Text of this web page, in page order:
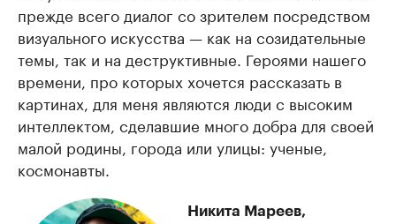
прежде всего диалог со зрителем посредством
визуального искусства — как на созидательные
темы, так и на деструктивные. Героями нашего
времени, про которых хочется рассказать в
картинах, для меня являются люди с высоким
интеллектом, сделавшие много добра для своей
малой родины, города или улицы: ученые,
космонавты.
Никита Мареев,